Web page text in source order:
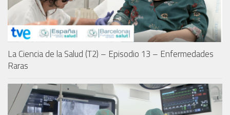
La Ciencia de la Salud (T2) – Episodio 13 – Enfermedades
Raras